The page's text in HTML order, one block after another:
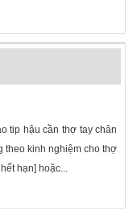
tip hậu cần thợ tay chân
theo kinh nghiệm cho thợ
hạn] hoặc...